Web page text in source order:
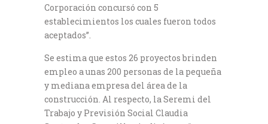
Corporación concursó con 5
establecimientos los cuales fueron todos
aceptados”.
Se estima que estos 26 proyectos brinden
empleo a unas 200 personas de la pequeña
y mediana empresa del área de la
construcción. Al respecto, la Seremi del
Trabajo y Previsión Social Claudia